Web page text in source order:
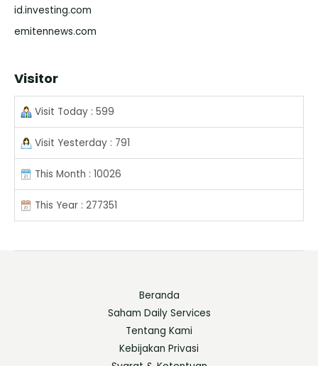
id.investing.com
emitennews.com
Visitor
Visit Today : 599
Visit Yesterday : 791
This Month : 10026
This Year : 277351
Beranda
Saham Daily Services
Tentang Kami
Kebijakan Privasi